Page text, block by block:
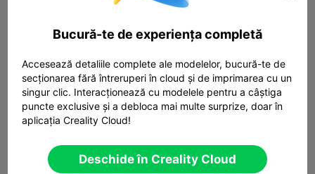
Bucură-te de experiența completă
Accesează detaliile complete ale modelelor, bucură-te de
secționarea fără întreruperi în cloud și de imprimarea cu un
singur clic. Interacționează cu modelele pentru a câștiga
puncte exclusive și a debloca mai multe surprize, doar în
aplicația Creality Cloud!
Deschide în Creality Cloud